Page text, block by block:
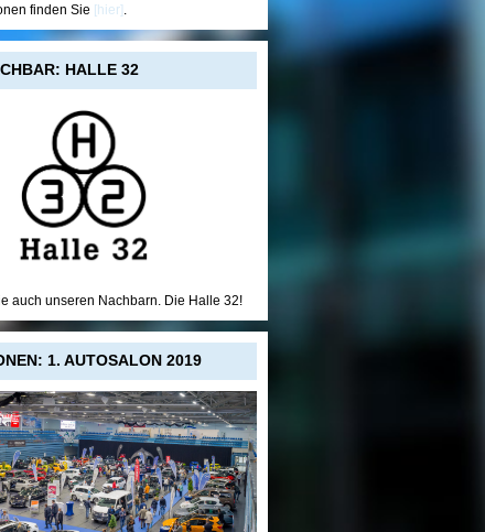
finden Sie [hier]
HALLE 32
auch unseren Nachbarn. Die Halle 32!
1. AUTOSALON 2019